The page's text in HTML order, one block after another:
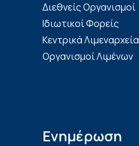
Διεθνείς Οργανισμοί
Ιδιωτικοί Φορείς
Κεντρικά Λιμεναρχεία
Οργανισμοί Λιμένων
Ενημέρωση